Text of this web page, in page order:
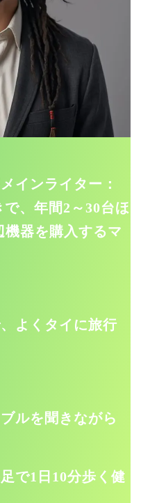
インライター：
、年間2～30台ほ
機器を購入するマ
よくタイに旅行
ルを聞きながら
で1日10分歩く健